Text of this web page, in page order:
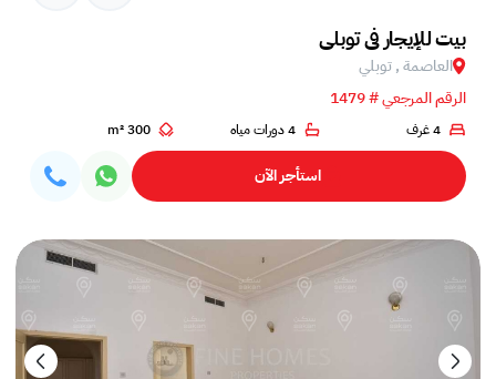
بيت للإيجار في توبلي
العاصمة , توبلي
الرقم المرجعي # 1479
4 غرف 4 دورات مياه 300 m²
استأجر الآن